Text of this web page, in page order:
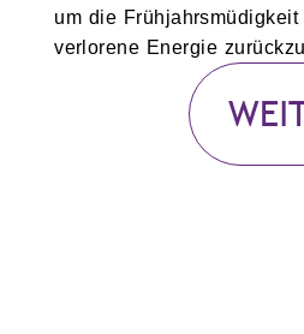
um die
verlorene Energie